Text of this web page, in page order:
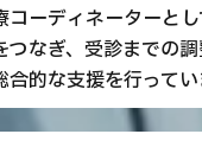
オンパッケージ （湘南鎌
コーディネーターと
なぎ、 受診までの
的な支援を行ってい